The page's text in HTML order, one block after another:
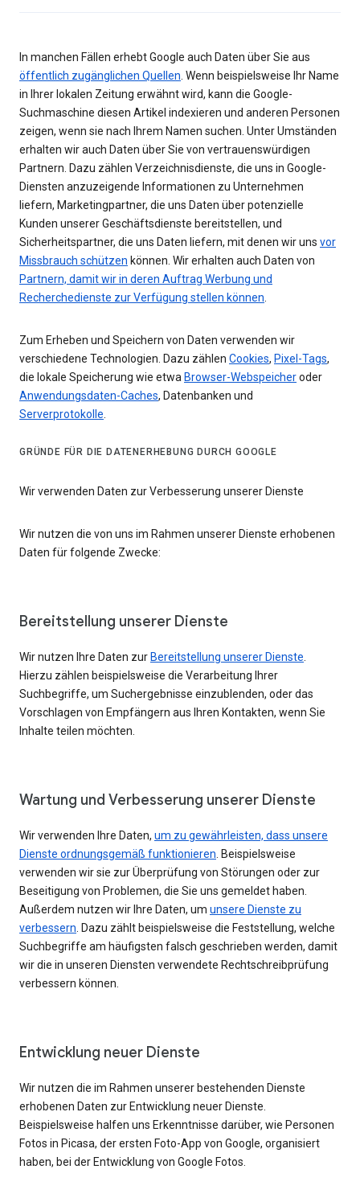
In manchen Fällen erhebt Google auch Daten über Sie aus
öffentlich zugänglichen Quellen. Wenn beispielsweise Ihr Name
in Ihrer lokalen Zeitung erwähnt wird, kann die Google-
Suchmaschine diesen Artikel indexieren und anderen Personen
zeigen, wenn sie nach Ihrem Namen suchen. Unter Umständen
erhalten wir auch Daten über Sie von vertrauenswürdigen
Partnern. Dazu zählen Verzeichnisdienste, die uns in Google-
Diensten anzuzeigende Informationen zu Unternehmen
liefern, Marketingpartner, die uns Daten über potenzielle
Kunden unserer Geschäftsdienste bereitstellen, und
Sicherheitspartner, die uns Daten liefern, mit denen wir uns vor
Missbrauch schützen können. Wir erhalten auch Daten von
Partnern, damit wir in deren Auftrag Werbung und
Recherchedienste zur Verfügung stellen können.
Zum Erheben und Speichern von Daten verwenden wir
verschiedene Technologien. Dazu zählen Cookies, Pixel-Tags,
die lokale Speicherung wie etwa Browser-Webspeicheroder
Anwendungsdaten-Caches, Datenbanken und
Serverprotokolle.
GRÜNDE FÜR DIE DATENERHEBUNG DURCH GOOGLE
Wir verwenden Daten zur Verbesserung unserer Dienste
Wir nutzen die von uns im Rahmen unserer Dienste erhobenen
Daten für folgende Zwecke:
Bereitstellung unserer Dienste
Wir nutzen Ihre Daten zur Bereitstellung unserer Dienste
Hierzu zählen beispielsweise die Verarbeitung Ihrer
Suchbegriffe, um Suchergebnisse einzublenden, oder das
Vorschlagen von Empfängern aus Ihren Kontakten, wenn Sie
Inhalte teilen möchten.
Wartung und Verbesserung unserer Dienste
Wir verwenden Ihre Daten, um zu gewährleisten, dass unsere
Dienste ordnungsgemäß funktionieren . Beispielsweise
verwenden wir sie zur Überprüfung von Störungen oder zur
Beseitigung von Problemen, die Sie uns gemeldet haben.
Außerdem nutzen wir Ihre Daten, um unsere Dienste zu
verbessern . Dazu zählt beispielsweise die Feststellung, welche
Suchbegriffe am häufigsten falsch geschrieben werden, damit
wir die in unseren Diensten verwendete Rechtschreibprüfung
verbessern können.
Entwicklung neuer Dienste
Wir nutzen die im Rahmen unserer bestehenden Dienste
erhobenen Daten zur Entwicklung neuer Dienste.
Beispielsweise halfen uns Erkenntnisse darüber, wie Personen
Fotos in Picasa, der ersten Foto-App von Google, organisiert
haben, bei der Entwicklung von Google Fotos.